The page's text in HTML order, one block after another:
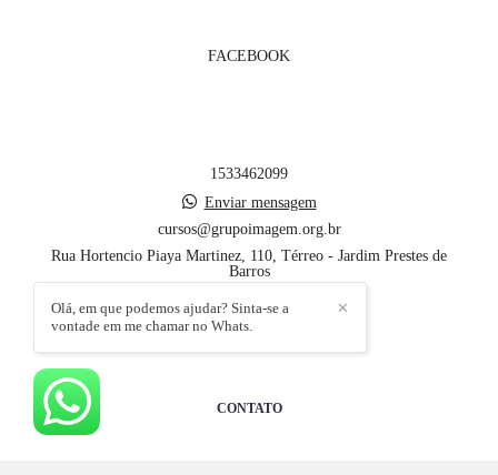
FACEBOOK
1533462099
Enviar mensagem
cursos@grupoimagem.org.br
Rua Hortencio Piaya Martinez, 110, Térreo - Jardim Prestes de
Barros
CONTATO
✕
Olá, em que podemos ajudar? Sinta-se a
vontade em me chamar no Whats.